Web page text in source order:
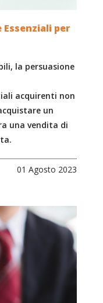
Essenziali per
la persuasione
acquirenti non
un
una vendita di
01 Agosto 2023